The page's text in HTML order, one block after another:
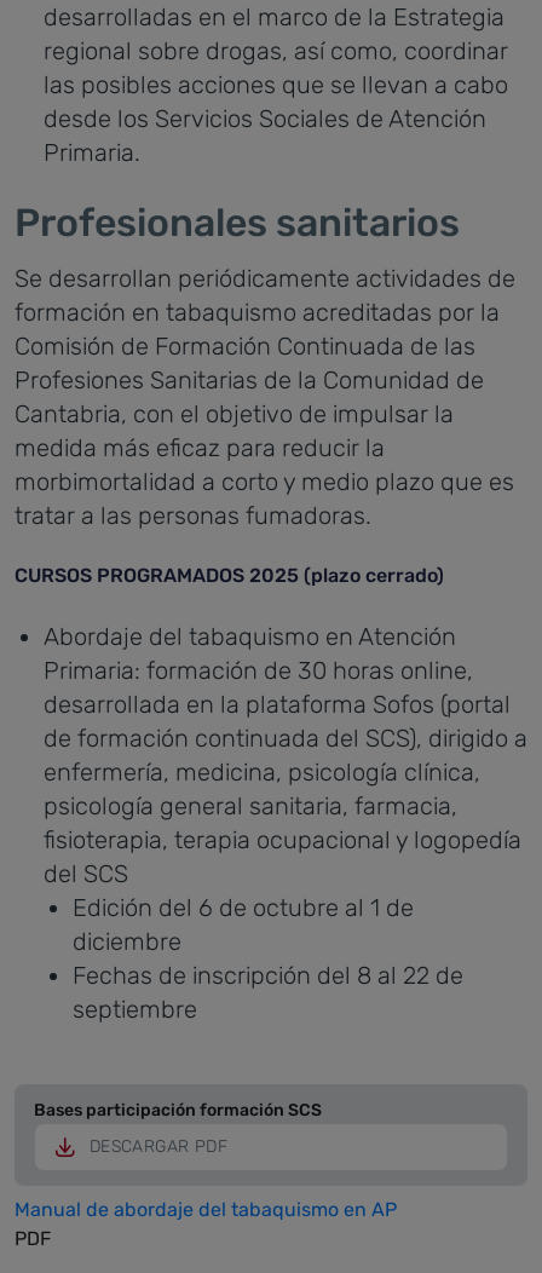
desarrolladas en el marco de la Estrategia
regional sobre drogas, así como, coordinar
las posibles acciones que se llevan a cabo
desde los Servicios Sociales de Atención
Primaria.
Profesionales sanitarios
Se desarrollan periódicamente actividades de
formación en tabaquismo acreditadas por la
Comisión de Formación Continuada de las
Profesiones Sanitarias de la Comunidad de
Cantabria, con el objetivo de impulsar la
medida más eficaz para reducir la
morbimortalidad a corto y medio plazo que es
tratar a las personas fumadoras.
CURSOS PROGRAMADOS 2025 (plazo cerrado)
Abordaje del tabaquismo en Atención
Primaria: formación de 30 horas online,
desarrollada en la plataforma Sofos (portal
de formación continuada del SCS), dirigido a
enfermería, medicina, psicología clínica,
psicología general sanitaria, farmacia,
fisioterapia, terapia ocupacional y logopedía
del SCS
Edición del 6 de octubre al 1 de
diciembre
Fechas de inscripción del 8 al 22 de
septiembre
Bases participación formación SCS
DESCARGAR PDF
Manual de abordaje del tabaquismo en AP
PDF